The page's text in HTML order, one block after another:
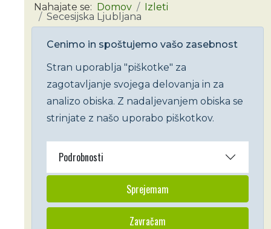
Nahajate se: Domov
Izleti
Secesijska Ljubljana
Cenimo in spoštujemo vašo zasebnost
Stran uporablja "piškotke" za
zagotavljanje svojega delovanja in za
analizo obiska. Z nadaljevanjem obiska se
strinjate z našo uporabo piškotkov.
Podrobnosti
Sprejemam
Zavračam